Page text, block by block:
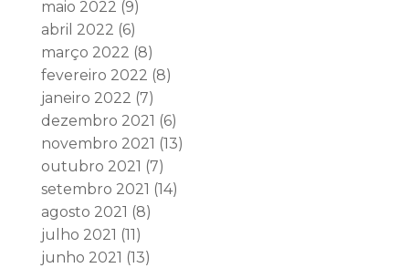
maio 2022 (9)
abril 2022 (6)
março 2022 (8)
fevereiro 2022 (8)
janeiro 2022 (7)
dezembro 2021 (6)
novembro 2021 (13)
outubro 2021 (7)
setembro 2021 (14)
agosto 2021 (8)
julho 2021 (11)
junho 2021 (13)